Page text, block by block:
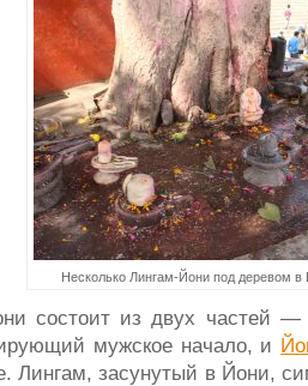
Несколько Лингам-Йони под деревом в
состоит из двух частей
мужское начало, и
Лингам, засунутый в Йони,